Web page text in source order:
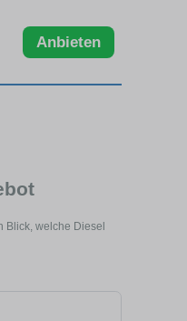
Anbieten
welche Diesel